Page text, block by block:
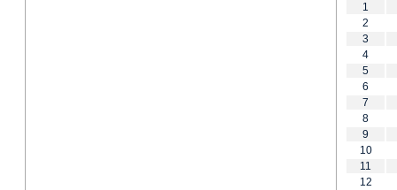
1
2
3
4
5
6
7
8
9
10
11
12